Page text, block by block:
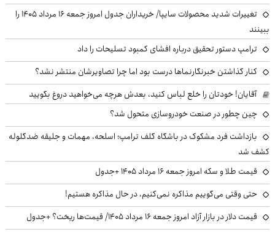
تغییرات شدید محصولات سایپا/ خریداران جدول امروز جمعه ۱۶ مرداد ۱۴۰۵ را
ببینند
ترامپ دستور تحقیق درباره افشای کمبود تسلیحات را داد
کنار گذاشتن خبرنگارنماها درست بود اما چرا تصاویرشان منتشر نشد؟
آقایان! خودتان را خلع لباس کنید، بعدش هرچه می‌خواهید دروغ بگویید
چین چطور در صنعت خودروسازی متحول شد؟
بازداشت فرد مشکوک در باشگاه گلف ترامپ؛ اسلحه، مهمات و جلیقه ضدگلوله
کشف شد
قیمت طلا و سکه امروز جمعه ۱۶ مرداد ۱۴۰۵ +جدول
حتی وقتی می‌گوییم مذاکره نمی‌کنیم، در حال مذاکره هستیم!
قیمت دلار در بازار آزاد امروز جمعه ۱۶ مرداد ۱۴۰۵/ قیمت‌ها ریخت؟ +جدول